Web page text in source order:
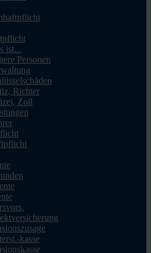
ist...
Personen
Richter
Zoll
kasse